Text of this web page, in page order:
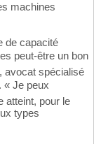
machines
de capacité
peut-être un bon
avocat spécialisé
« Je peux
atteint, pour le
types